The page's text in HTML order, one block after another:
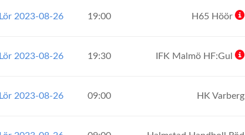
Lör 2023-08-26 19:00 H65 Höör
Lör 2023-08-26 19:30 IFK Malmö HF:Gul
Lör 2023-08-26 09:00 HK Varberg